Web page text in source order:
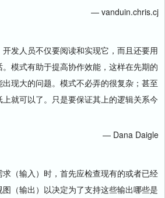
— vanduin.chris.cj
发人员不仅要阅读和实现它，而且还要用
模式有助于提高协作效能，这样在先期的
现大的问题。模式不必弄的很复杂；甚至
就可以了。只是要保证其上的逻辑关系今
— Dana Daigle
（输入）时，首先应检查现有的或者已经
（输出）以决定为了支持这些输出哪些是